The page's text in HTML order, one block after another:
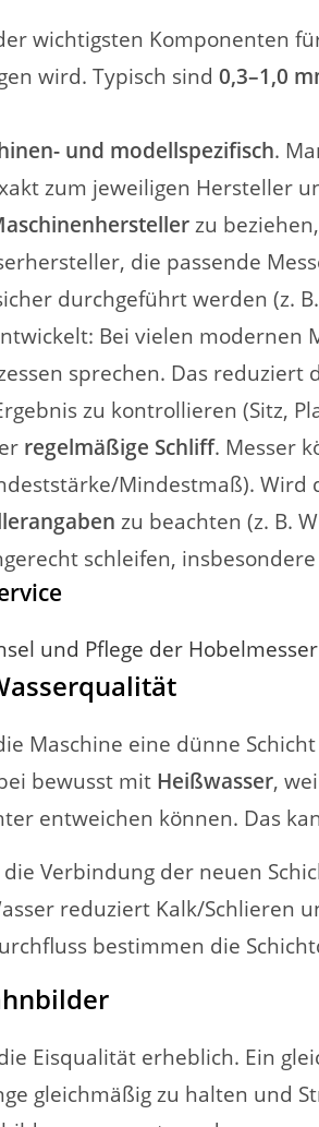
wichtigsten Komponenten
wird. Typisch sind 0,3–1,0
und modellspezifisch.
zum jeweiligen Hersteller
zu
die passende
durchgeführt werden (z.
Bei vielen modernen
sprechen. Das
zu kontrollieren (Sitz,
regelmäßige Schliff. Messer
Mindestmaß). Wird
zu beachten (z. B.
schleifen,
und Pflege der Hobelmesser
Maschine eine dünne Schicht
bewusst mit Heißwasser,
entweichen können. Das
Verbindung der neuen
reduziert Kalk/Schlieren
bestimmen die
Eisqualität erheblich. Ein
gleichmäßig zu halten und